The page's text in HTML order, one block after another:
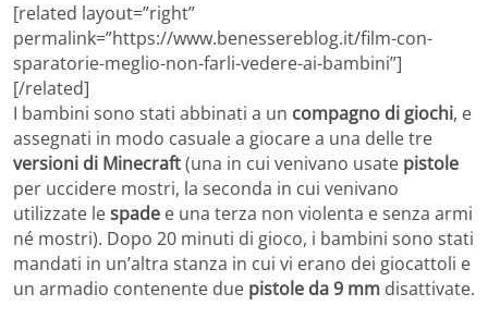
[related layout=”right”
permalink=”https://www.benessereblog.it/film-con-
sparatorie-meglio-non-farli-vedere-ai-bambini”]
[/related]
I bambini sono stati abbinati a un compagno di giochi, e
assegnati in modo casuale a giocare a una delle tre
versioni di Minecraft(una in cui venivano usate pistole
per uccidere mostri, la seconda in cui venivano
utilizzate lespade e una terza non violenta e senza armi
né mostri). Dopo 20 minuti di gioco, i bambini sono stati
mandati in un’altra stanza in cui vi erano dei giocattoli e
un armadio contenente due pistole da 9 mm disattivate.